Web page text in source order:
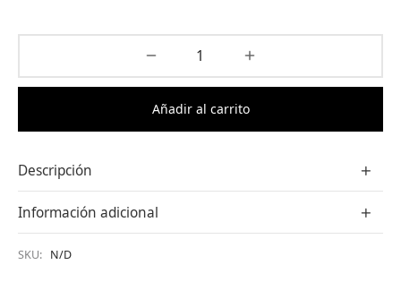
Añadir al carrito
Descripción
Información adicional
SKU: N/D